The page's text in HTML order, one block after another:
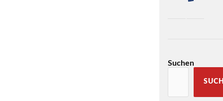
Suchen